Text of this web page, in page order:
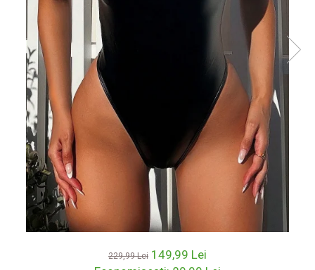
229,99 Lei 149,99 Lei